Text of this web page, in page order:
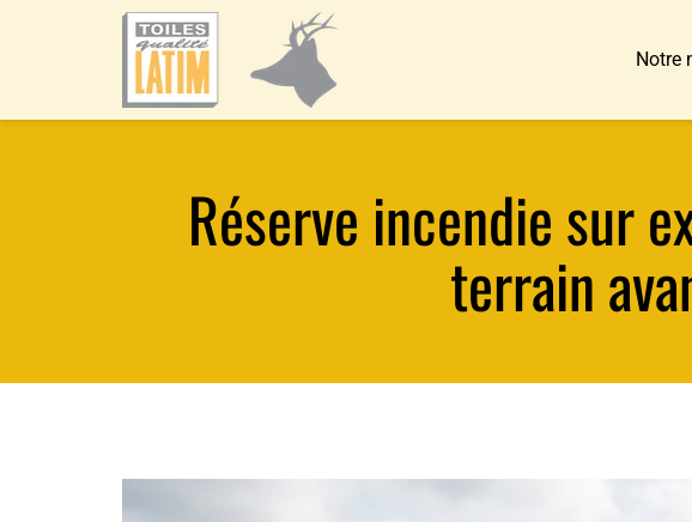
Notre
Réserve incendie sur
terrain